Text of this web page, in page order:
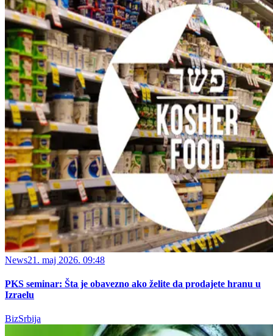
News21. maj 2026. 09:48
PKS seminar: Šta je obavezno ako želite da prodajete hranu u
Izraelu
BizSrbija